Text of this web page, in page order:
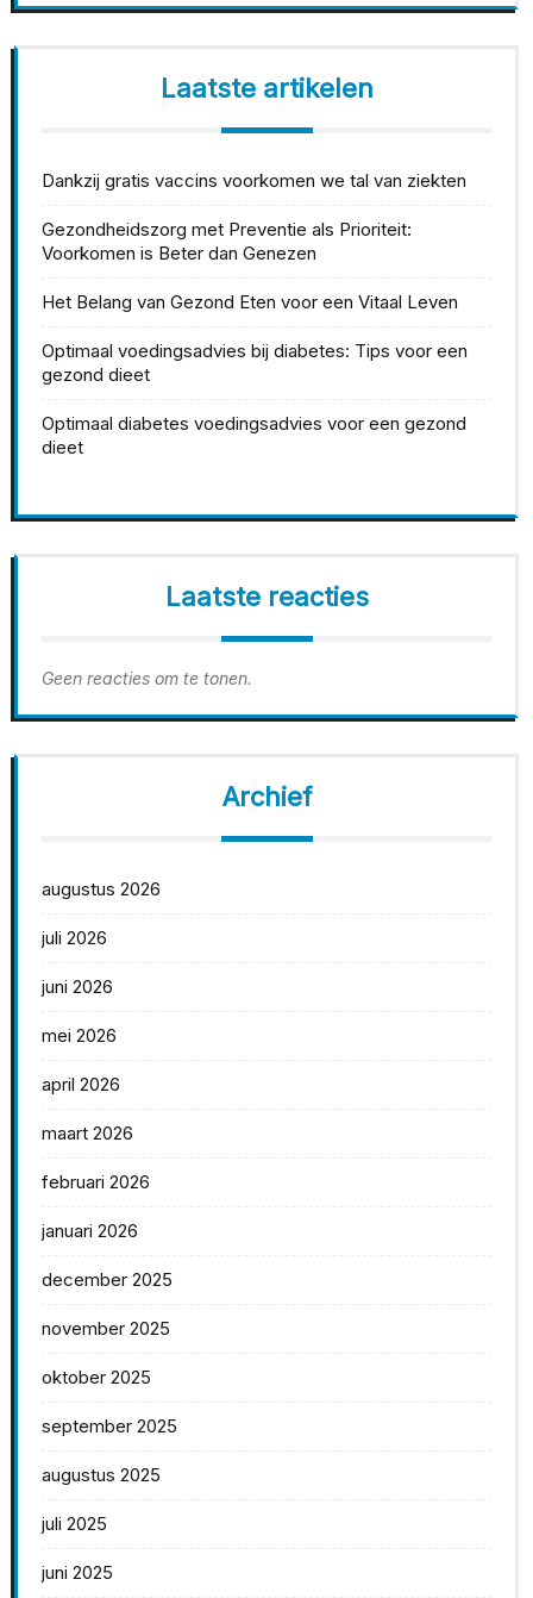
Laatste artikelen
Dankzij gratis vaccins voorkomen we tal van ziekten
Gezondheidszorg met Preventie als Prioriteit:
Voorkomen is Beter dan Genezen
Het Belang van Gezond Eten voor een Vitaal Leven
Optimaal voedingsadvies bij diabetes: Tips voor een
gezond dieet
Optimaal diabetes voedingsadvies voor een gezond
dieet
Laatste reacties
Geen reacties om te tonen.
Archief
augustus 2026
juli 2026
juni 2026
mei 2026
april 2026
maart 2026
februari 2026
januari 2026
december 2025
november 2025
oktober 2025
september 2025
augustus 2025
juli 2025
juni 2025